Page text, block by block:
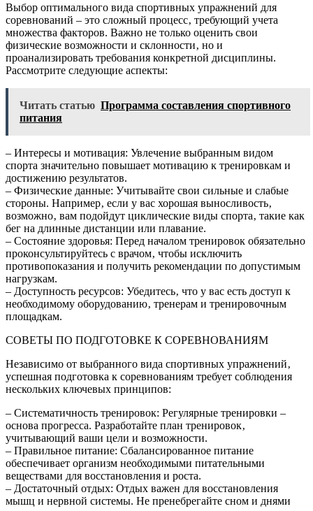
Выбор оптимального вида спортивных упражнений для
соревнований – это сложный процесс‚ требующий учета
множества факторов. Важно не только оценить свои
физические возможности и склонности‚ но и
проанализировать требования конкретной дисциплины.
Рассмотрите следующие аспекты:
Читать статью Программа составления спортивного
питания
– Интересы и мотивация: Увлечение выбранным видом
спорта значительно повышает мотивацию к тренировкам и
достижению результатов.
– Физические данные: Учитывайте свои сильные и слабые
стороны. Например‚ если у вас хорошая выносливость‚
возможно‚ вам подойдут циклические виды спорта‚ такие как
бег на длинные дистанции или плавание.
– Состояние здоровья: Перед началом тренировок обязательно
проконсультируйтесь с врачом‚ чтобы исключить
противопоказания и получить рекомендации по допустимым
нагрузкам.
– Доступность ресурсов: Убедитесь‚ что у вас есть доступ к
необходимому оборудованию‚ тренерам и тренировочным
площадкам.
СОВЕТЫ ПО ПОДГОТОВКЕ К СОРЕВНОВАНИЯМ
Независимо от выбранного вида спортивных упражнений‚
успешная подготовка к соревнованиям требует соблюдения
нескольких ключевых принципов:
– Систематичность тренировок: Регулярные тренировки –
основа прогресса. Разработайте план тренировок‚
учитывающий ваши цели и возможности.
– Правильное питание: Сбалансированное питание
обеспечивает организм необходимыми питательными
веществами для восстановления и роста.
– Достаточный отдых: Отдых важен для восстановления
мышц и нервной системы. Не пренебрегайте сном и днями